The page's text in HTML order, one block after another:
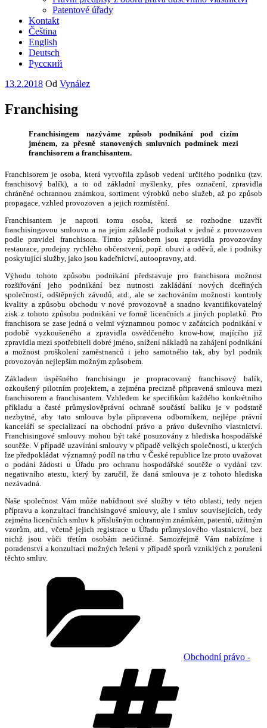
Patentové úřady
Kontakt
Čeština
English
Deutsch
Русский
Publikováno
13.2.2018 Od Vynález
Franchising
Franchisingem nazýváme způsob podnikání pod cizím
jménem, za přesně stanovených smluvních podmínek mezi
franchisorem a franchisantem.
Franchisorem je osoba, která vytvořila způsob vedení určitého podniku (tzv.
franchisový balík), a to od základní myšlenky, přes označení, zpravidla
chráněné ochrannou známkou, sortiment výrobků nebo služeb, až po způsob
propagace, vzhled provozoven a jejich rozmístění.
Franchisantem je naproti tomu osoba, která se rozhodne uzavřít
franchisingovou smlouvu a na jejím základě podnikat v jedné z provozoven
podle pravidel franchisora. Tímto způsobem jsou zpravidla provozovány
restaurace, prodejny rychlého občerstvení, popř. obuvi a oděvů, ale i podniky
poskytující služby, jako jsou kadeřnictví, autoopravny, atd.
Výhodu tohoto způsobu podnikání představuje pro franchisora možnost
rozšiřování jeho podnikání bez nutnosti zakládání nových dceřiných
společností, odštěpných závodů, atd., ale se zachováním možnosti kontroly
kvality a způsobu obchodu v nové provozovně a snadno kvantifikovatelný
zisk z tohoto způsobu podnikání ve formě licenčních a jiných poplatků. Pro
franchisora se zase jedná o velmi významnou pomoc v začátcích podnikání v
podobě vyzkoušeného a zpravidla osvědčeného know-how, majícího již
zpravidla mezi spotřebiteli dobré jméno, snížení nákladů na zahájení podnikání
a možnost proškolení zaměstnanců i jeho samotného tak, aby byl podnik
provozován nejlepším možným způsobem.
Základem úspěšného franchisingu je propracovaný franchisový balík,
ozkoušený pilotním projektem, a zejména precizně připravená smlouva mezi
franchisorem a franchisantem. Vzhledem ke specifikům každého konkrétního
příkladu a časté průmyslověprávní ochraně součástí balíku je v podstatě
nezbytné, aby tato smlouva byla připravena odborníkem, nejlépe právní
kanceláří se specializací na obchodní právo a právo duševního vlastnictví.
Franchisingové smlouvy mohou být také posuzovány z hlediska hospodářské
soutěže. V případě uzavírání smlouvy v případě velkých společností, u kterých
lze předpokládat významný podíl na trhu v České republice lze proto uvažovat
o podání žádosti u Úřadu pro ochranu hospodářské soutěže o vydání tzv.
negativního atestu, který by zaručil, že daná smlouva je z tohoto hlediska
nezávadná.
Naše společnost Vám může nabídnout své služby v této oblasti, tedy nejen
přípravu a konzultaci franchisingové smlouvy, ale i smluv souvisejících, tedy
zejména licenčních smluv k příslušným ochranným známkám, patentů, užitným
vzorům, atd., včetně jejich registrace u Úřadu průmyslového vlastnictví, bez
nichž jsou vůči třetím osobám neúčinné. Samozřejmě Vám nabízíme i
poradenství a konzultaci možných řešení v případě sporů vzniklých z porušení
těchto smluv.
Obchodní právo -